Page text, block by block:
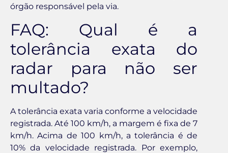
órgão responsável pela via.
FAQ: Qual é a
tolerância exata do
radar para não ser
multado?
A tolerância exata varia conforme a velocidade
registrada. Até 100 km/h, a margem é fixa de 7
km/h. Acima de 100 km/h, a tolerância é de
10% da velocidade registrada. Por exemplo,